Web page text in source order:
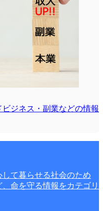
ジネス・副業などの情報
て暮らせる社会のため
命を守る情報をカテゴリ